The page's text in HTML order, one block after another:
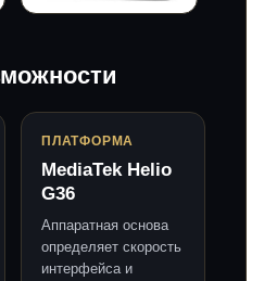
ПЛАТФОРМА
MediaTek Helio
G36
Аппаратная основа
определяет скорость
интерфейса и